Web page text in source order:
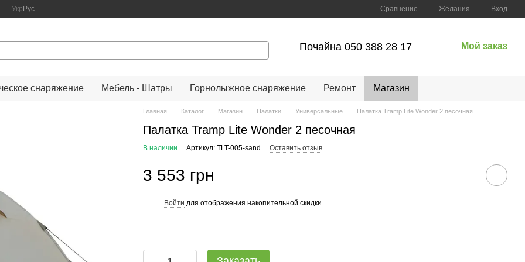
Укр Рус Сравнение Желания Вход
Почайна 050 388 28 17 Мой заказ
снаряжение Мебель - Шатры Горнолыжное снаряжение Ремонт Магазин
Главная Каталог Магазин Палатки Универсальные Палатка Tramp Lite Wonder 2 песочная
Палатка Tramp Lite Wonder 2 песочная
В наличии Артикул: TLT-005-sand Оставить отзыв
3 553 грн
Войти для отображения накопительной скидки